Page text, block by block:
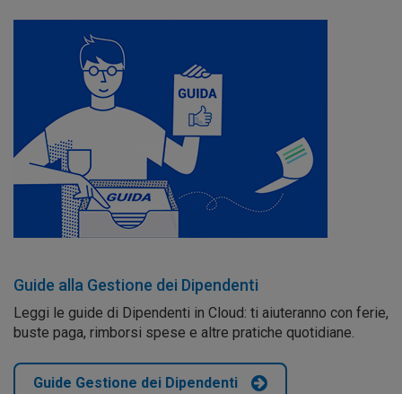
Guide alla Gestione dei Dipendenti
Leggi le guide di Dipendenti in Cloud: ti aiuteranno con ferie,
buste paga, rimborsi spese e altre pratiche quotidiane.
Guide Gestione dei Dipendenti